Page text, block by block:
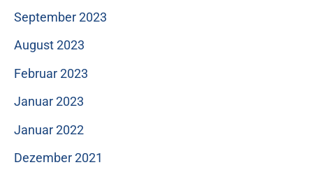
September 2023
August 2023
Februar 2023
Januar 2023
Januar 2022
Dezember 2021